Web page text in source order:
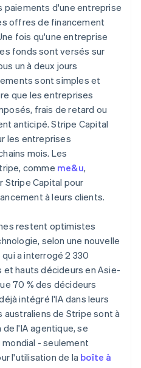
d'une entreprise
offres de financement
fois qu'une entreprise
fonds sont versés sur
un à deux jours
sont simples et
que les entreprises
frais de retard ou
anticipé. Stripe Capital
les entreprises
mois. Les
comme me&u,
Stripe Capital pour
à leurs clients.
restent optimistes
selon une nouvelle
a interrogé 2 330
hauts décideurs en Asie-
70 % des décideurs
intégré l'IA dans leurs
de Stripe sont à
l'IA agentique, se
- seulement
l'utilisation de la boîte à